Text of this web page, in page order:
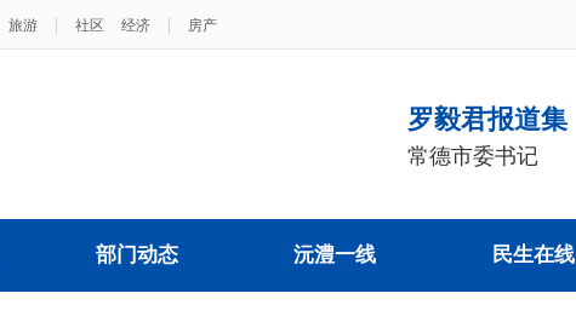
旅游 | 社区 经济 | 房产
罗毅君报道集
常德市委书记
部门动态 沅澧一线 民生在线